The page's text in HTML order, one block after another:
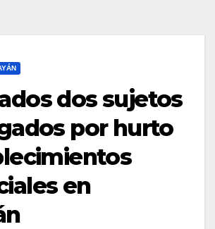
dos sujetos
por hurto
en